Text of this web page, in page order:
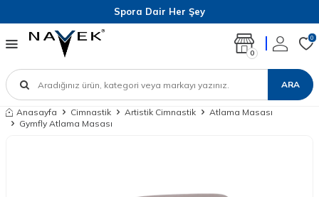
Spora Dair Her Şey
ARA
0
0
Anasayfa Cimnastik Artistik Cimnastik
Atlama Masası
Gymfly Atlama Masası